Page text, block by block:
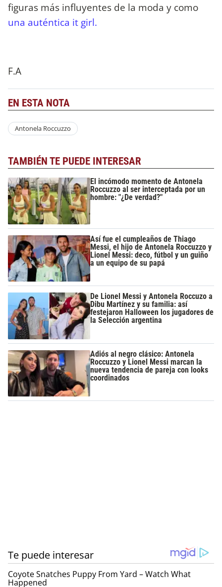
figuras más influyentes de la moda y como
una auténtica it girl.
F.A
EN ESTA NOTA
Antonela Roccuzzo
TAMBIÉN TE PUEDE INTERESAR
El incómodo momento de Antonela
Roccuzzo al ser interceptada por un
hombre: "¿De verdad?"
Así fue el cumpleaños de Thiago
Messi, el hijo de Antonela Roccuzzo y
Lionel Messi: deco, fútbol y un guiño
a un equipo de su papá
De Lionel Messi y Antonela Roccuzo a
Dibu Martínez y su familia: así
festejaron Halloween los jugadores de
la Selección argentina
Adiós al negro clásico: Antonela
Roccuzzo y Lionel Messi marcan la
nueva tendencia de pareja con looks
coordinados